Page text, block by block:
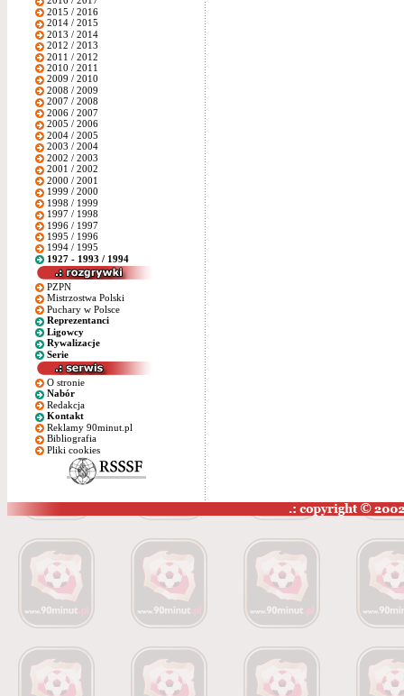
2015 / 2016
2014 / 2015
2013 / 2014
2012 / 2013
2011 / 2012
2010 / 2011
2009 / 2010
2008 / 2009
2007 / 2008
2006 / 2007
2005 / 2006
2004 / 2005
2003 / 2004
2002 / 2003
2001 / 2002
2000 / 2001
1999 / 2000
1998 / 1999
1997 / 1998
1996 / 1997
1995 / 1996
1994 / 1995
1927 - 1993 / 1994
PZPN
Mistrzostwa Polski
Puchary w Polsce
Reprezentanci
Ligowcy
Rywalizacje
Serie
O stronie
Nabór
Redakcja
Kontakt
Reklamy 90minut.pl
Bibliografia
Pliki cookies